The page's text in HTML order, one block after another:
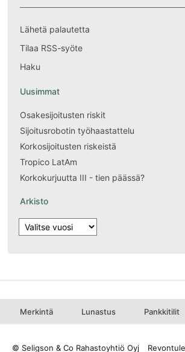
Lähetä palautetta
Tilaa RSS-syöte
Haku
Uusimmat
Osakesijoitusten riskit
Sijoitusrobotin työhaastattelu
Korkosijoitusten riskeistä
Tropico LatAm
Korkokurjuutta III - tien päässä?
Arkisto
Merkintä Lunastus Pankkitilit
© Seligson & Co Rahastoyhtiö Oyj